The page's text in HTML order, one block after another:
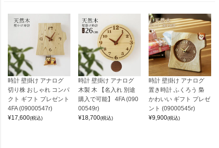
時計 壁掛け アナログ
切り株 おしゃれ コンパ
クト ギフト プレゼント
4FA (09000547r)
¥17,600(税込)
時計 壁掛け アナログ
木製 木 【名入れ 別途
購入で可能】 4FA (090
00549r)
¥18,700(税込)
時計 壁掛け アナログ
置き時計 ふくろう 梟
かわいい ギフト プレゼ
ント (09000545r)
¥9,900(税込)